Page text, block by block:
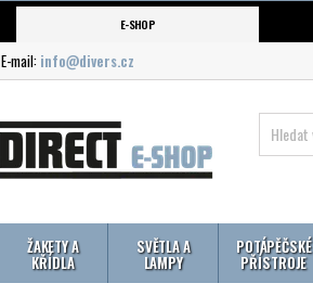
E-SHOP
E-mail: info@divers.cz
ŽAKETY A
KŘÍDLA
SVĚTLA A
LAMPY
POTÁPĚČSKÉ
PŘÍSTROJE